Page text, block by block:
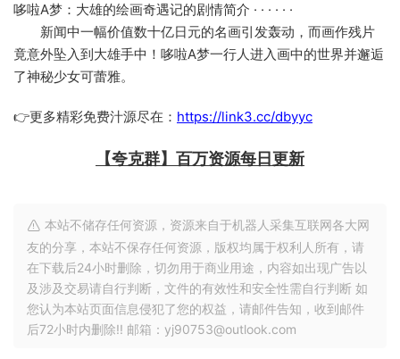
哆啦A梦：大雄的绘画奇遇记的剧情简介 · · · · · ·
新闻中一幅价值数十亿日元的名画引发轰动，而画作残片
竟意外坠入到大雄手中！哆啦A梦一行人进入画中的世界并邂逅
了神秘少女可蕾雅。
👉更多精彩免费汁源尽在： https://link3.cc/dbyyc
【夸克群】百万资源每日更新
本站不储存任何资源，资源来自于机器人采集互联网各大网
友的分享，本站不保存任何资源，版权均属于权利人所有，请
在下载后24小时删除，切勿用于商业用途，内容如出现广告以
及涉及交易请自行判断，文件的有效性和安全性需自行判断 如
您认为本站页面信息侵犯了您的权益，请邮件告知，收到邮件
后72小时内删除!! 邮箱：yj90753@outlook.com